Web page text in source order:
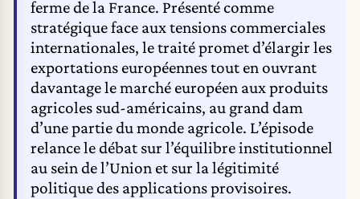
ferme de la France. Présenté comme
stratégique face aux tensions commerciales
internationales, le traité promet d’élargir les
exportations européennes tout en ouvrant
davantage le marché européen aux produits
agricoles sud-américains, au grand dam
d’une partie du monde agricole. L’épisode
relance le débat sur l’équilibre institutionnel
au sein de l’Union et sur la légitimité
politique des applications provisoires.